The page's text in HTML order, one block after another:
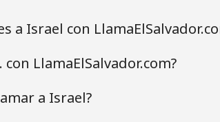
a Israel con
LlamaElSalvador.com?
a Israel?